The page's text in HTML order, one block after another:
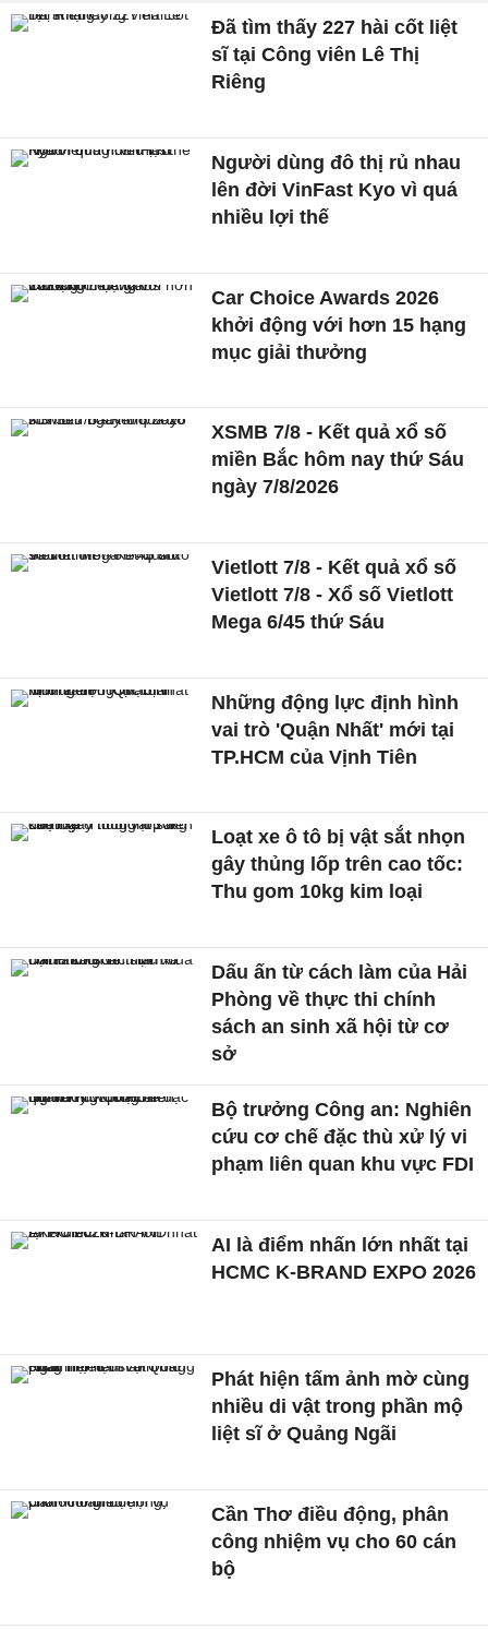
Đã tìm thấy 227 hài cốt liệt
sĩ tại Công viên Lê Thị
Riêng
Người dùng đô thị rủ nhau
lên đời VinFast Kyo vì quá
nhiều lợi thế
Car Choice Awards 2026
khởi động với hơn 15 hạng
mục giải thưởng
XSMB 7/8 - Kết quả xổ số
miền Bắc hôm nay thứ Sáu
ngày 7/8/2026
Vietlott 7/8 - Kết quả xổ số
Vietlott 7/8 - Xổ số Vietlott
Mega 6/45 thứ Sáu
Những động lực định hình
vai trò 'Quận Nhất' mới tại
TP.HCM của Vịnh Tiên
Loạt xe ô tô bị vật sắt nhọn
gây thủng lốp trên cao tốc:
Thu gom 10kg kim loại
Dấu ấn từ cách làm của Hải
Phòng về thực thi chính
sách an sinh xã hội từ cơ
sở
Bộ trưởng Công an: Nghiên
cứu cơ chế đặc thù xử lý vi
phạm liên quan khu vực FDI
AI là điểm nhấn lớn nhất tại
HCMC K-BRAND EXPO 2026
Phát hiện tấm ảnh mờ cùng
nhiều di vật trong phần mộ
liệt sĩ ở Quảng Ngãi
Cần Thơ điều động, phân
công nhiệm vụ cho 60 cán
bộ